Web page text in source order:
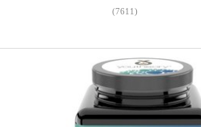
(7611)